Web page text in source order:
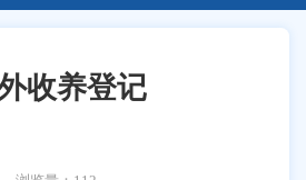
收养登记